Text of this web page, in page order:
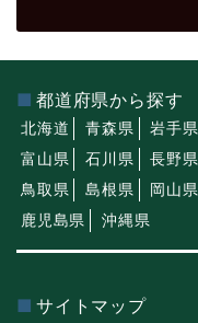
都道府県から探す
北海道 青森県 岩手県
富山県
石川県 長野県
鳥取県
島根県 岡山県
鹿児島県
沖縄県
サイトマップ